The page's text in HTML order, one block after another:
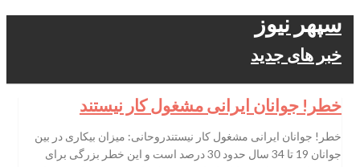
سپهر نیوز
خبر های جدید
خطر! جوانان ایرانی مشغول کار نیستند
خطر! جوانان ایرانی مشغول کار نیستندروحانی: میزان بیکاری در بین
جوانان 19 تا 34 سال حدود 30 درصد است و این خطر بزرگی برای